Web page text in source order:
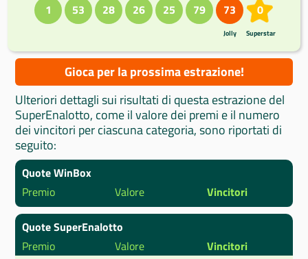
1 53 28 26 25 79 73
Jolly
0
Superstar
Gioca per la prossima estrazione!
Ulteriori dettagli sui risultati di questa estrazione del
SuperEnalotto, come il valore dei premi e il numero
dei vincitori per ciascuna categoria, sono riportati di
seguito:
Quote WinBox
Premio
Valore Vincitori
Quote SuperEnalotto
Premio
Valore
Vincitori